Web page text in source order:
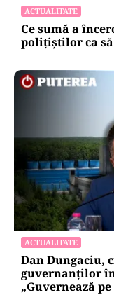
ACTUALITATE
Ce sumă a
polițiștilor ca să
ACTUALITATE
Dan Dungaciu,
guvernanților
„Guvernează